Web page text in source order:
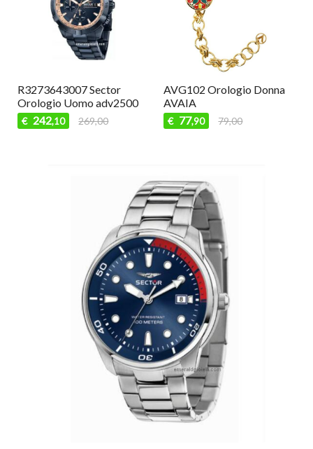
AV101 Orologio Donna
AVAIA
€ 44,90 49,00
AVN112 Orologio Donna
AVAIA
€ 62,90 69,00